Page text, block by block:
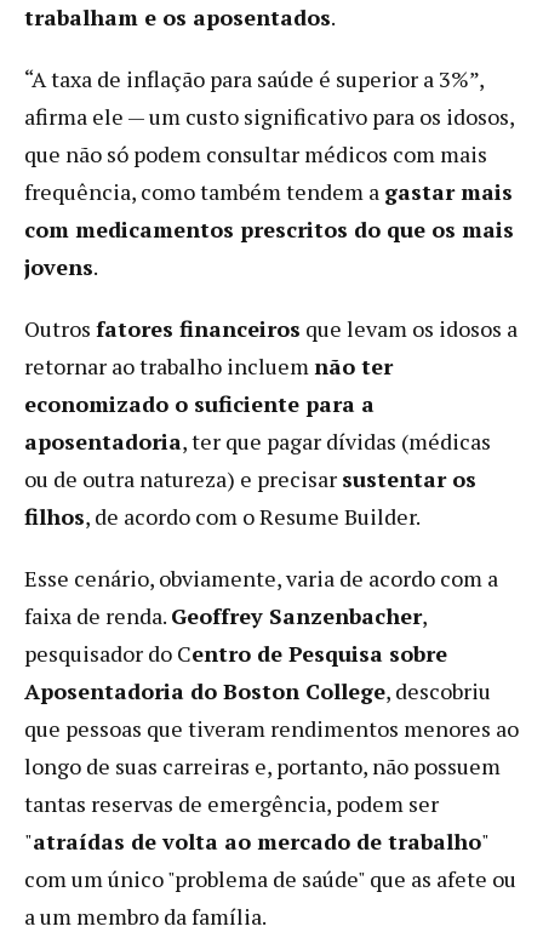
trabalham e os aposentados.
“A taxa de inflação para saúde é superior a 3%”,
afirma ele — um custo significativo para os idosos,
que não só podem consultar médicos com mais
frequência, como também tendem a gastar mais
com medicamentos prescritos do que os mais
jovens.
Outros fatores financeiros que levam os idosos a
retornar ao trabalho incluemnão ter
economizado o suficiente para a
aposentadoria, ter que pagar dívidas (médicas
ou de outra natureza) e precisar sustentar os
filhos, de acordo com o Resume Builder.
Esse cenário, obviamente, varia de acordo com a
faixa de renda. Geoffrey Sanzenbacher,
pesquisador do Centro de Pesquisa sobre
Aposentadoria do Boston College, descobriu
que pessoas que tiveram rendimentos menores ao
longo de suas carreiras e, portanto, não possuem
tantas reservas de emergência, podem ser
"atraídas de volta ao mercado de trabalho"
com um único "problema de saúde" que as afete ou
a um membro da família.